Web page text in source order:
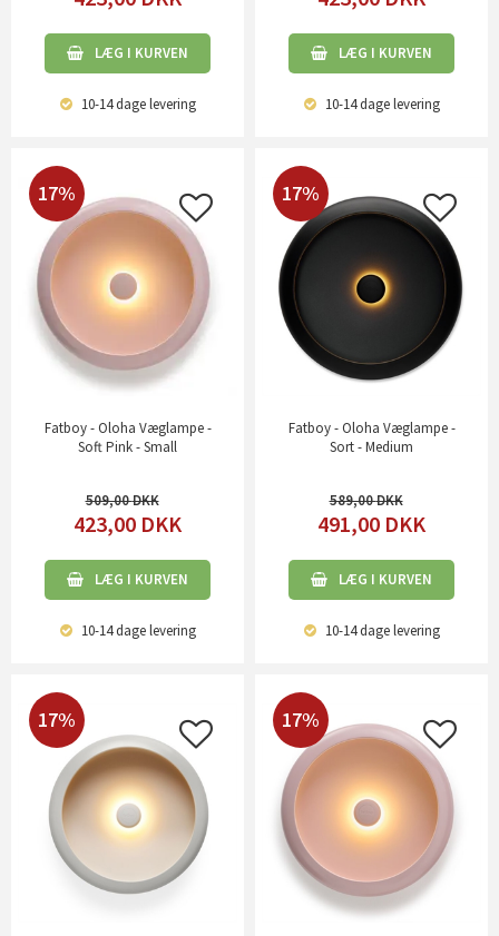
LÆG I KURVEN
10-14 dagelevering
LÆG I KURVEN
10-14 dagelevering
17%
Fatboy - Oloha Væglampe -
Soft Pink - Small
509,00
423,00 DKK
LÆG I KURVEN
10-14 dagelevering
17%
Fatboy - Oloha Væglampe -
Sort - Medium
589,00
491,00 DKK
LÆG I KURVEN
10-14 dagelevering
17% 17%